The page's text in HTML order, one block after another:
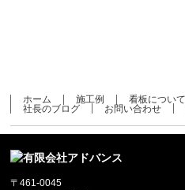
ホーム 施工例 看板について
社長のブログ
お問い合わせ
〒461-0045